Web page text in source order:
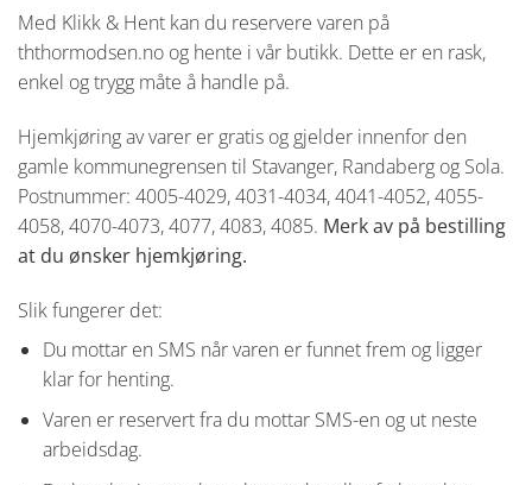
Med Klikk & Hent kan du reservere varen på
ththormodsen.no og hente i vår butikk. Dette er en rask,
enkel og trygg måte å handle på.
Hjemkjøring av varer er gratis og gjelder innenfor den
gamle kommunegrensen til Stavanger, Randaberg og Sola.
Postnummer: 4005-4029, 4031-4034, 4041-4052, 4055-
4058, 4070-4073, 4077, 4083, 4085. Merk av på bestilling
at du ønsker hjemkjøring.
Slik fungerer det:
Du mottar en SMS når varen er funnet frem og ligger
klar for henting.
Varen er reservert fra du mottar SMS-en og ut neste
arbeidsdag.